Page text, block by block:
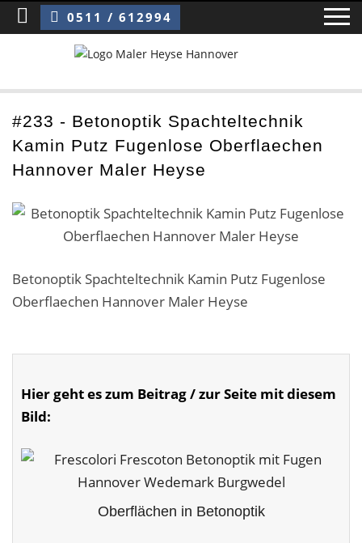
Sie sind hier:Betonoptik Spachteltechnik Kamin Putz Fugenlose Oberflaechen Hannover Maler Heyse
0511 / 612994
Home
Blog
Referenzen und Kundenbewertungen
Leistungen ›
Altbausanierung
#233 - Betonoptik Spachteltechnik
Kamin Putz Fugenlose Oberflaechen
Hannover Maler Heyse
Betonoptik Spachteltechnik Kamin Putz Fugenlose
Oberflaechen Hannover Maler Heyse
Hier geht es zum Beitrag / zur Seite mit diesem
Bild:
Oberflächen in Betonoptik